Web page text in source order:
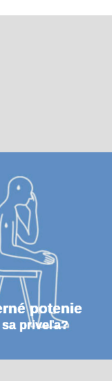
potenie
priveľa?